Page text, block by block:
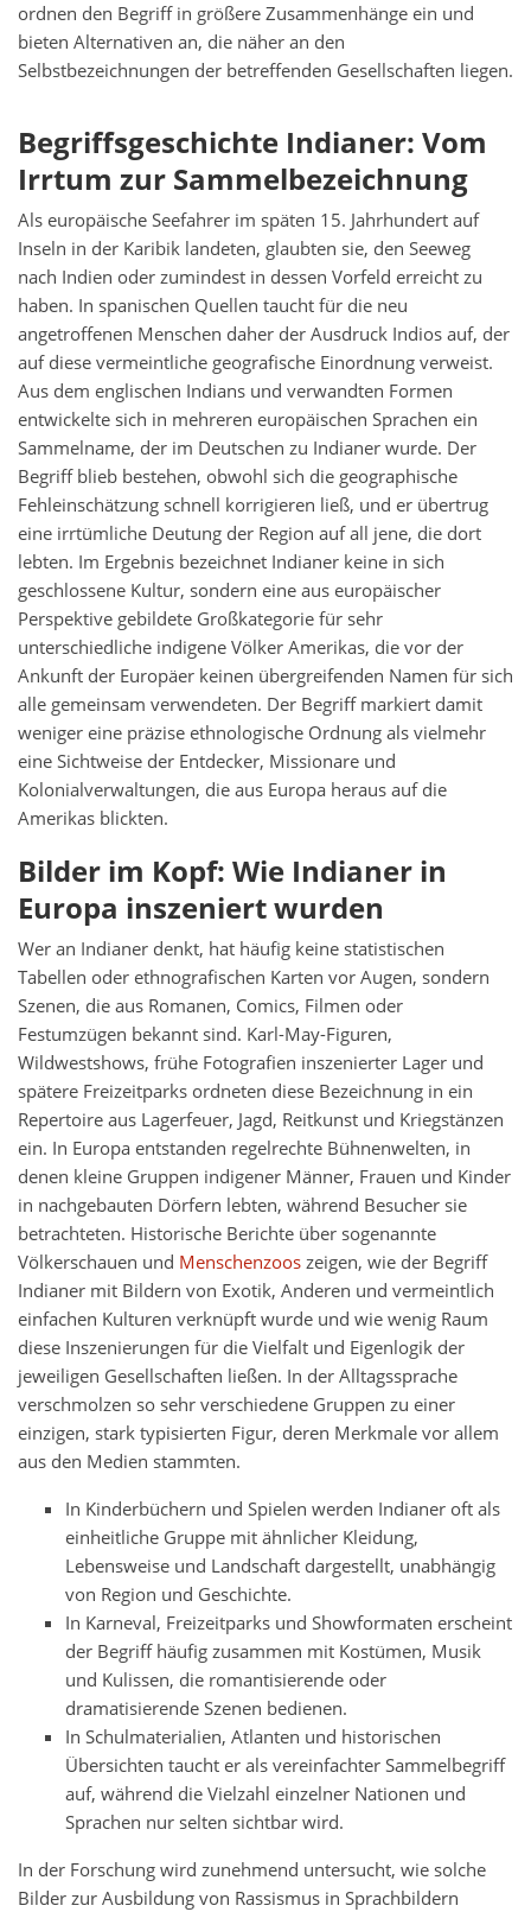
ordnen den Begriff in größere Zusammenhänge ein und
bieten Alternativen an, die näher an den
Selbstbezeichnungen der betreffenden Gesellschaften liegen.
Begriffsgeschichte Indianer: Vom
Irrtum zur Sammelbezeichnung
Als europäische Seefahrer im späten 15. Jahrhundert auf
Inseln in der Karibik landeten, glaubten sie, den Seeweg
nach Indien oder zumindest in dessen Vorfeld erreicht zu
haben. In spanischen Quellen taucht für die neu
angetroffenen Menschen daher der Ausdruck Indios auf, der
auf diese vermeintliche geografische Einordnung verweist.
Aus dem englischen Indians und verwandten Formen
entwickelte sich in mehreren europäischen Sprachen ein
Sammelname, der im Deutschen zu Indianer wurde. Der
Begriff blieb bestehen, obwohl sich die geographische
Fehleinschätzung schnell korrigieren ließ, und er übertrug
eine irrtümliche Deutung der Region auf all jene, die dort
lebten. Im Ergebnis bezeichnet Indianer keine in sich
geschlossene Kultur, sondern eine aus europäischer
Perspektive gebildete Großkategorie für sehr
unterschiedliche indigene Völker Amerikas, die vor der
Ankunft der Europäer keinen übergreifenden Namen für sich
alle gemeinsam verwendeten. Der Begriff markiert damit
weniger eine präzise ethnologische Ordnung als vielmehr
eine Sichtweise der Entdecker, Missionare und
Kolonialverwaltungen, die aus Europa heraus auf die
Amerikas blickten.
Bilder im Kopf: Wie Indianer in
Europa inszeniert wurden
Wer an Indianer denkt, hat häufig keine statistischen
Tabellen oder ethnografischen Karten vor Augen, sondern
Szenen, die aus Romanen, Comics, Filmen oder
Festumzügen bekannt sind. Karl-May-Figuren,
Wildwestshows, frühe Fotografien inszenierter Lager und
spätere Freizeitparks ordneten diese Bezeichnung in ein
Repertoire aus Lagerfeuer, Jagd, Reitkunst und Kriegstänzen
ein. In Europa entstanden regelrechte Bühnenwelten, in
denen kleine Gruppen indigener Männer, Frauen und Kinder
in nachgebauten Dörfern lebten, während Besucher sie
betrachteten. Historische Berichte über sogenannte
Völkerschauen und Menschenzooszeigen, wie der Begriff
Indianer mit Bildern von Exotik, Anderen und vermeintlich
einfachen Kulturen verknüpft wurde und wie wenig Raum
diese Inszenierungen für die Vielfalt und Eigenlogik der
jeweiligen Gesellschaften ließen. In der Alltagssprache
verschmolzen so sehr verschiedene Gruppen zu einer
einzigen, stark typisierten Figur, deren Merkmale vor allem
aus den Medien stammten.
In Kinderbüchern und Spielen werden Indianer oft als
einheitliche Gruppe mit ähnlicher Kleidung,
Lebensweise und Landschaft dargestellt, unabhängig
von Region und Geschichte.
In Karneval, Freizeitparks und Showformaten erscheint
der Begriff häufig zusammen mit Kostümen, Musik
und Kulissen, die romantisierende oder
dramatisierende Szenen bedienen.
In Schulmaterialien, Atlanten und historischen
Übersichten taucht er als vereinfachter Sammelbegriff
auf, während die Vielzahl einzelner Nationen und
Sprachen nur selten sichtbar wird.
In der Forschung wird zunehmend untersucht, wie solche
Bilder zur Ausbildung von Rassismus in Sprachbildern